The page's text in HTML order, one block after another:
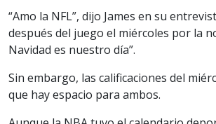
“Amo la NFL”, dijo James en su
después del juego el miércoles por la
Navidad es nuestro día”.
Sin embargo, las calificaciones del
que hay espacio para ambos.